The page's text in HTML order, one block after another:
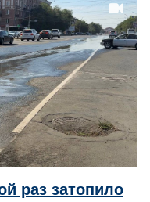
раз затопило